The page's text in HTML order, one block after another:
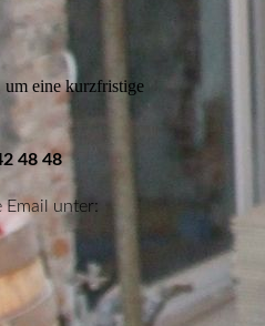
um eine kurzfristige
48 48
Email unter: